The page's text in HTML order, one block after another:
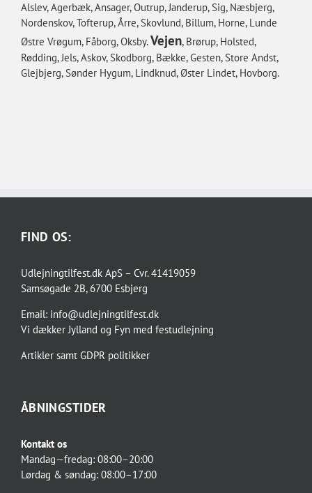
Alslev, Agerbæk, Ansager, Outrup, Janderup, Sig, Næsbjerg,
Nordenskov, Tofterup, Årre, Skovlund, Billum, Horne, Lunde
Østre Vrøgum, Fåborg, Oksby.Vejen, Brørup, Holsted,
Rødding, Jels, Askov, Skodborg, Bække, Gesten, Store Andst,
Glejbjerg, Sønder Hygum, Lindknud, Øster Lindet, Hovborg.
FIND OS:
Udlejningtilfest.dk ApS – Cvr. 41419059
Samsøgade 2B, 6700 Esbjerg
Email: info@udlejningtilfest.dk
Vi dækkerJylland og Fyn med festudlejning
Artikler samt GDPR politikker
ÅBNINGSTIDER
Kontakt os
Mandag—fredag: 08:00–20:00
Lørdag & søndag: 08:00–17:00